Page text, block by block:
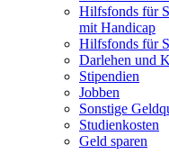
Hilfsfonds für
mit Handicap
Hilfsfonds für
Darlehen und
Stipendien
Jobben
Sonstige
Studienkosten
Geld sparen